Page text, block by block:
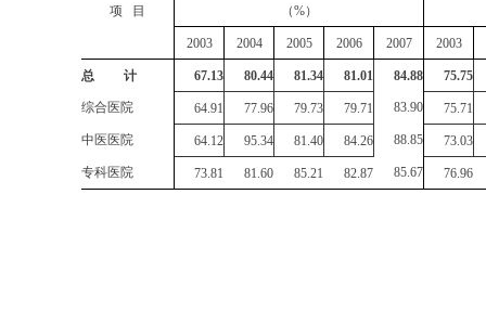
项 目 （%）
2003 2004 2005 2006 2007 2003
总 计 67.13 80.44 81.34 81.01 84.88 75.75
综合医院 64.91 77.96 79.73 79.71 83.90 75.71
中医医院 64.12 95.34 81.40 84.26 88.85 73.03
专科医院 73.81 81.60 85.21 82.87 85.67 76.96